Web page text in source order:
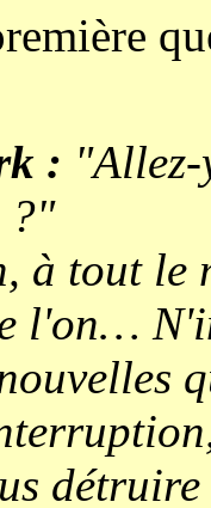
:
?"
à tout le
l'on…